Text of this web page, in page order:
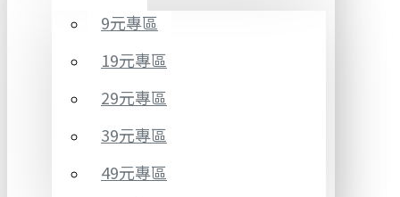
9元專區
19元專區
29元專區
39元專區
49元專區